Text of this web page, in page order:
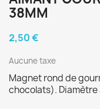
38MM
2,50 €
Aucune taxe
Magnet rond de
chocolats). Diamètre